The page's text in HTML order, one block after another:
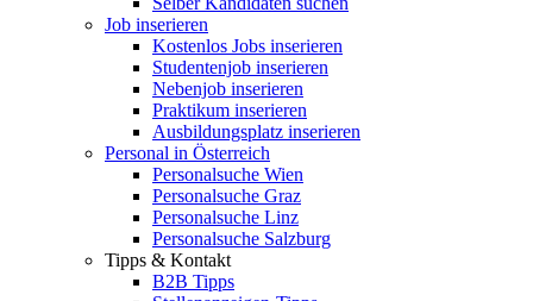
Job inserieren
Kostenlos Jobs inserieren
Studentenjob inserieren
Nebenjob inserieren
Praktikum inserieren
Ausbildungsplatz inserieren
Personal in Österreich
Personalsuche Wien
Personalsuche Graz
Personalsuche Linz
Personalsuche Salzburg
Tipps & Kontakt
B2B Tipps